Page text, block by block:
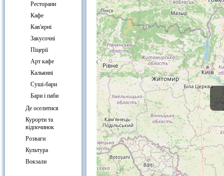
Ресторани
Кафе
Кав'ярні
Закусочні
Піцерії
Арт кафе
Кальянні
Суші-бари
Бари і паби
Де оселитися
Курорти та
відпочинок
Розваги
Культура
Вокзали